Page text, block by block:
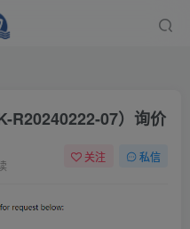
R20240222-07）询价
关注 私信